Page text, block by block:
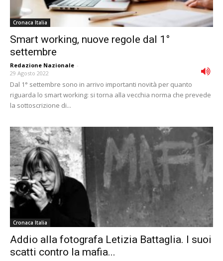
Cronaca Italia
Smart working, nuove regole dal 1°
settembre
Redazione Nazionale -
29 Agosto 2022
Dal 1° settembre sono in arrivo importanti novità per quanto
riguarda lo smart working: si torna alla vecchia norma che prevede
la sottoscrizione di...
Cronaca Italia
Addio alla fotografa Letizia Battaglia. I suoi
scatti contro la mafia...